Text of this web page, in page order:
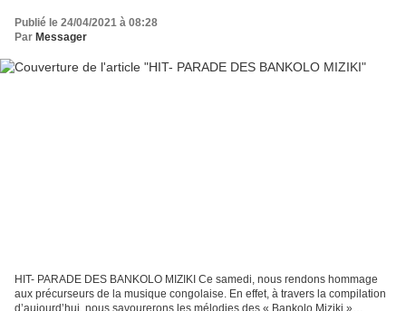
Publié le 24/04/2021 à 08:28
Par Messager
HIT- PARADE DES BANKOLO MIZIKI Ce samedi, nous rendons hommage
aux précurseurs de la musique congolaise. En effet, à travers la compilation
d’aujourd’hui, nous savourerons les mélodies des « Bankolo Miziki »